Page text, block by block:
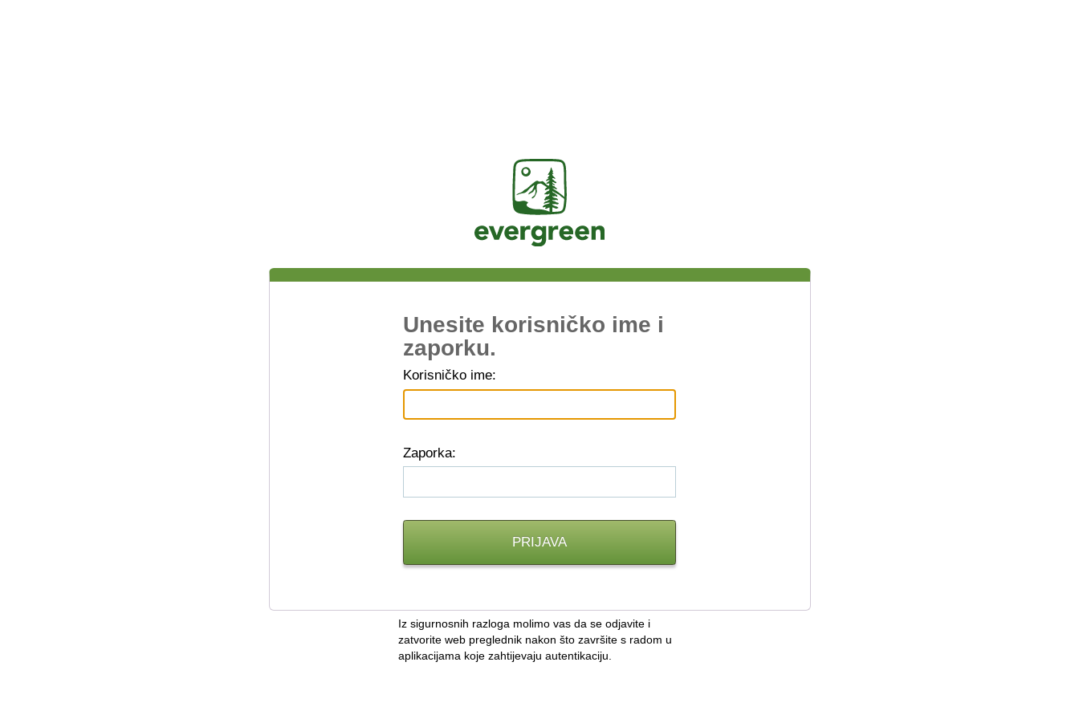
Jasig
Unesite korisničko ime i
zaporku.
Korisničko ime:
Zaporka:
Iz sigurnosnih razloga molimo vas da se odjavite i
zatvorite web preglednik nakon što završite s radom u
aplikacijama koje zahtijevaju autentikaciju.